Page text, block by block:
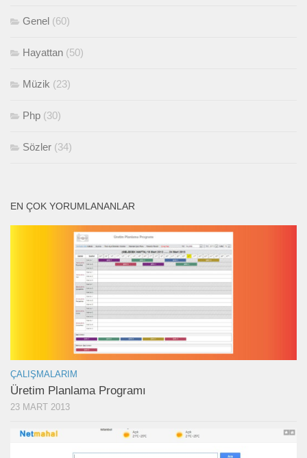
Genel (60)
Hayattan (50)
Müzik (23)
Php (30)
Sözler (34)
EN ÇOK YORUMLANANLAR
ÇALIŞMALARIM
Üretim Planlama Programı
23 MART 2013